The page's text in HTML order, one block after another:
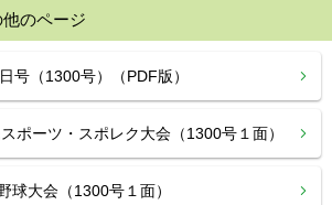
のページ
号（1300号）（PDF版）
ポーツ・スポレク大会（1300号１面）
球大会（1300号１面）